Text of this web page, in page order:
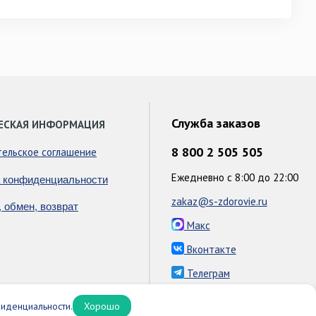
ИНФОРМАЦИЯ
соглашение
обмен, возврат
Служба заказов
8 800 2 505 505
Ежедневно с 8:00 до 22:00
zakaz@s-zdorovie.ru
Макс
Вконтакте
Телеграм
Хорошо